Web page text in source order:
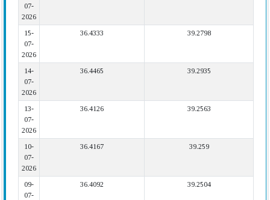
07-
2026
15-
07-
2026
36.4333 39.2798
14-
07-
2026
36.4465 39.2935
13-
07-
2026
36.4126 39.2563
10-
07-
2026
36.4167 39.259
09-
07-
36.4092 39.2504